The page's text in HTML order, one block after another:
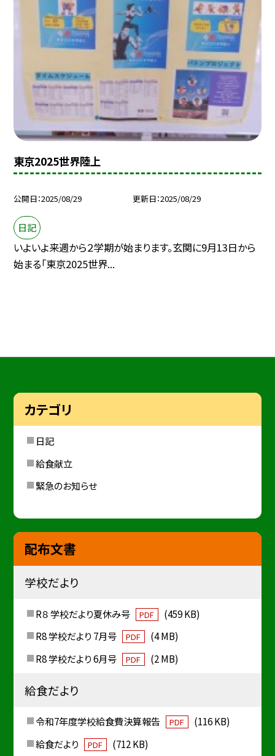
東京2025世界陸上
公開日 2025/08/29 更新日 2025/08/29
日記
いよいよ来週から２学期が始まります。玄関に9月13日から
始まる「東京2025世界...
カテゴリ
日記
給食献立
緊急のお知らせ
配布文書
学校だより
R８ 学校だより夏休み号 PDF
(459 KB)
R8 学校だより 7月号
PDF
(4 MB)
R8 学校だより 6月号
PDF (2 MB)
給食だより
令和7年度学校給食費決算報告 PDF
(116 KB)
給食だより
PDF (712 KB)